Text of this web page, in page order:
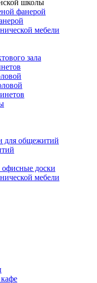
школы
фанерой
мебели
зала
для общежитий
доски
мебели